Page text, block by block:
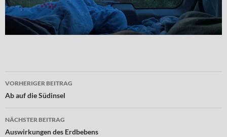
Beitragsnavigation
VORHERIGER BEITRAG
Ab auf die Südinsel
NÄCHSTER BEITRAG
Auswirkungen des Erdbebens